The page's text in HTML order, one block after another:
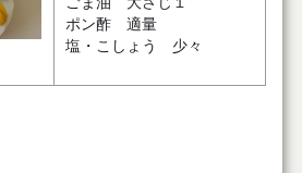
ポン酢 適量
塩・こしょう 少々